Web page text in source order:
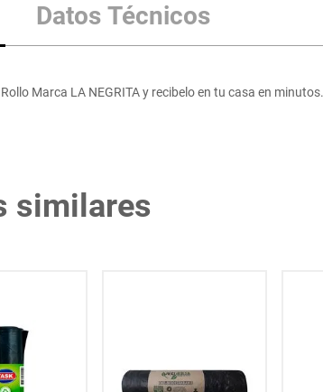
Datos Técnicos
Marca LA NEGRITA y recibelo en tu casa en minutos.
similares